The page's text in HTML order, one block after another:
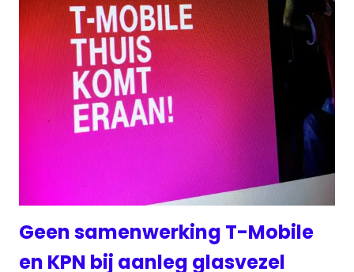
Geen samenwerking T-Mobile
en KPN bij aanleg glasvezel